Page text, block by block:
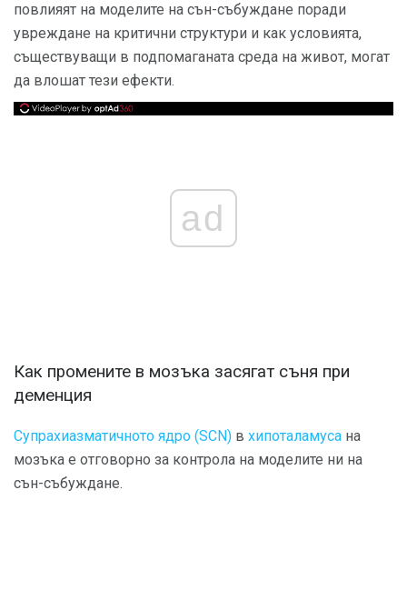
повлияят на моделите на сън-събуждане поради
увреждане на критични структури и как условията,
съществуващи в подпомаганата среда на живот, могат
да влошат тези ефекти.
ad
Как промените в мозъка засягат съня при
деменция
Супрахиазматичното ядро ​​(SCN) в хипоталамуса на
мозъка е отговорно за контрола на моделите ни на
сън-събуждане.